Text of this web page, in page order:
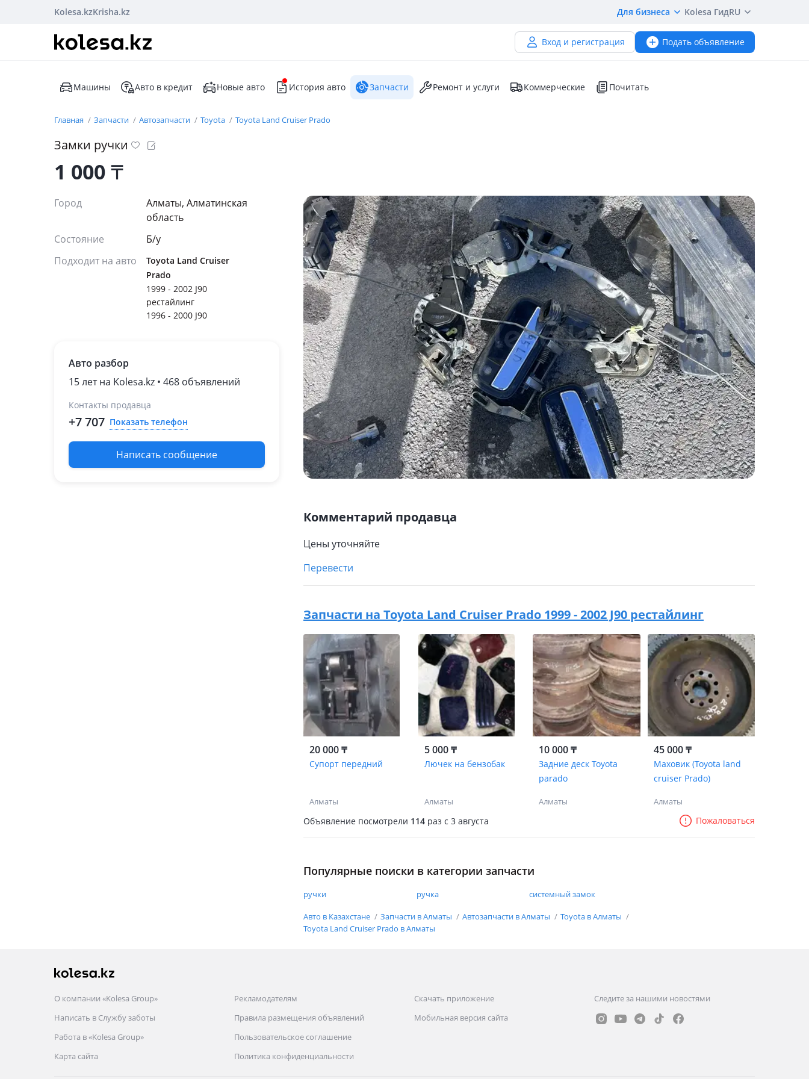
Kolesa.kzKrisha.kz Для бизнеса Kolesa ГидRU
Вход и регистрация Подать объявление
Машины Авто в кредит Новые авто История авто Запчасти Ремонт и услуги Коммерческие Почитать
Главная Запчасти Автозапчасти Toyota Toyota Land Cruiser Prado
Замки ручки
1 000₸
Город
Алматы, Алматинская
область
Состояние
Б/y
Подходит на авто
Toyota Land Cruiser
Prado
1999 - 2002 J90
рестайлинг
1996 - 2000 J90
Авто разбор
15 лет на Kolesa.kz • 468 объявлений
Контакты продавца
+7 707 Показать телефон
Написать сообщение
Комментарий продавца
Цены уточняйте
Перевести
Запчасти на Toyota Land Cruiser Prado 1999 - 2002 J90 рестайлинг
20 000 ₸
Супорт передний
Алматы
5 000 ₸
Лючек на бензобак
Алматы
10 000 ₸
Задние деск Toyota
parado
Алматы
45 000 ₸
Маховик (Toyota land
cruiser Prado)
Алматы
Объявление посмотрели 114 раз c 3 августа Пожаловаться
Популярные поиски в категории запчасти
ручки ручка системный замок
Авто в Казахстане Запчасти в Алматы Автозапчасти в Алматы
Toyota в Алматы
Toyota Land Cruiser Prado в Алматы
О компании «Kolesa Group»
Написать в Службу заботы
Работа в «Kolesa Group»
Карта сайта
Рекламодателям
Правила размещения объявлений
Пользовательское соглашение
Политика конфиденциальности
Скачать приложение
Мобильная версия сайта
Следите за нашими новостями